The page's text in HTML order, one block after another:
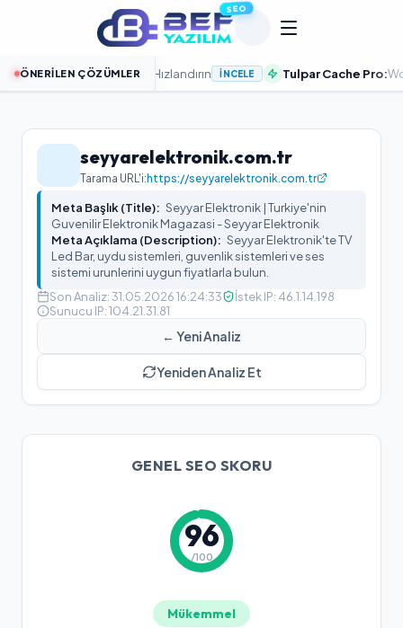
SEO
ÖNERILEN ÇÖZÜMLER
Sunucularla Sitenizi Hızlandırın İNCELE Tulpar Cache Pro:
seyyarelektronik.com.tr
Tarama URL'i:https://seyyarelektronik.com.tr
Meta Başlık (Title): Seyyar Elektronik | Turkiye'nin
Guvenilir Elektronik Magazasi - Seyyar Elektronik
Meta Açıklama (Description): Seyyar Elektronik'te TV
Led Bar, uydu sistemleri, guvenlik sistemleri ve ses
sistemi urunlerini uygun fiyatlarla bulun.
Son Analiz: 31.05.2026 16:24:33 İstek IP: 46.1.14.198
Sunucu IP:104.21.31.81
← Yeni Analiz
Yeniden Analiz Et
GENEL SEO SKORU
96
/100
Mükemmel